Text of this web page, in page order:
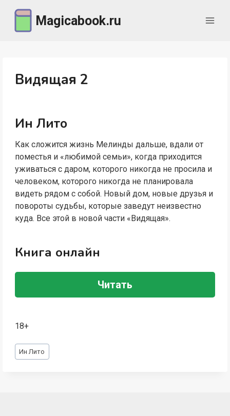
содержимому
Magicabook.ru
Видящая 2
Ин Лито
Как сложится жизнь Мелинды дальше, вдали от
поместья и «любимой семьи», когда приходится
уживаться с даром, которого никогда не просила и
человеком, которого никогда не планировала
видеть рядом с собой. Новый дом, новые друзья и
повороты судьбы, которые заведут неизвестно
куда. Все этой в новой части «Видящая».
Книга онлайн
Читать
18+
Метки
записи:
Ин Лито